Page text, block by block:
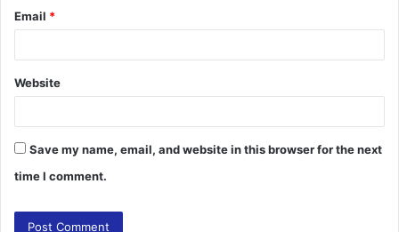
Email *
Website
Save my name, email, and website in this browser for the next
time I comment.